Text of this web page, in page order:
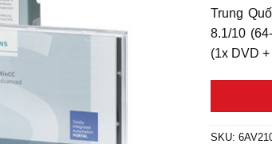
Trung
8.1/10
(1x DVD
SKU: